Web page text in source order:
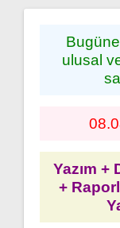
Bugüne
ulusal
Yazım +
+